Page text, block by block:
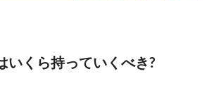
いくら持っていくべき?